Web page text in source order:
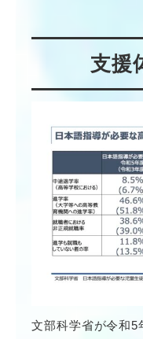
支援
文部科学省が令和5